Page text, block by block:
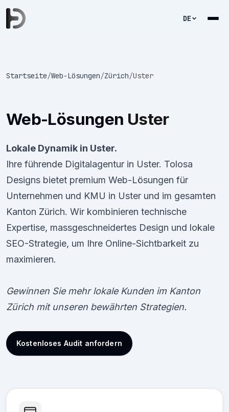
DE
Startseite/Web-Lösungen/Zürich/Uster
Web-Lösungen Uster
Lokale Dynamik in Uster.
Ihre führende Digitalagentur in Uster. Tolosa
Designs bietet premium Web-Lösungen für
Unternehmen und KMU in Uster und im gesamten
Kanton Zürich. Wir kombinieren technische
Expertise, massgeschneidertes Design und lokale
SEO-Strategie, um Ihre Online-Sichtbarkeit zu
maximieren.
Gewinnen Sie mehr lokale Kunden im Kanton
Zürich mit unseren bewährten Strategien.
Kostenloses Audit anfordern